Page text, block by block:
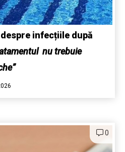
infecțiile după
nu trebuie
0